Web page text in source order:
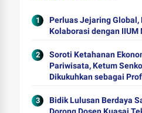
Perluas Jejaring Global,
Kolaborasi dengan IIUM
Soroti Ketahanan
Pariwisata, Ketum
Dikukuhkan sebagai
Bidik Lulusan Berdaya